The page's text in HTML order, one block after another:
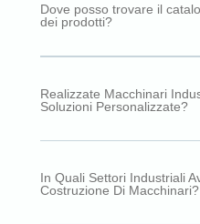
Dove posso trovare il
dei prodotti?
Realizzate Macchinari
Soluzioni Personalizzate?
In Quali Settori Industriali
Costruzione Di Macchinari?